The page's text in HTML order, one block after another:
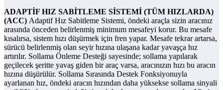
ADAPTİF HIZ SABİTLEME SİSTEMİ (TÜM HIZLARDA)
(ACC) Adaptif Hız Sabitleme Sistemi, öndeki araçla sizin aracınız
arasında önceden belirlenmiş minimum mesafeyi korur. Bu mesafe
kısalırsa, sistem hızı düşürmek için fren yapar. Mesafe tekrar artarsa,
sürücü belirlenmiş olan seyir hızına ulaşana kadar yavaşça hız
artırılır. Sollama Önleme Desteği sayesinde; sollama yapılarak
geçilecek şeritte yavaş giden bir araç varsa, aracınızın hızı bu aracın
hızına düşürülür. Sollama Sırasında Destek Fonksiyonuyla
ayarlanan hız, öndeki aracın hızından daha yüksekse sollama sinyali